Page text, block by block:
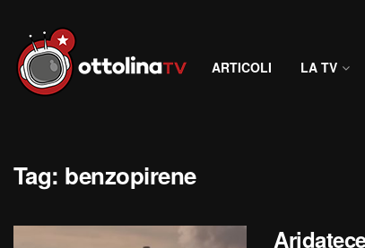
ARTICOLI LA TV
Tag: benzopirene